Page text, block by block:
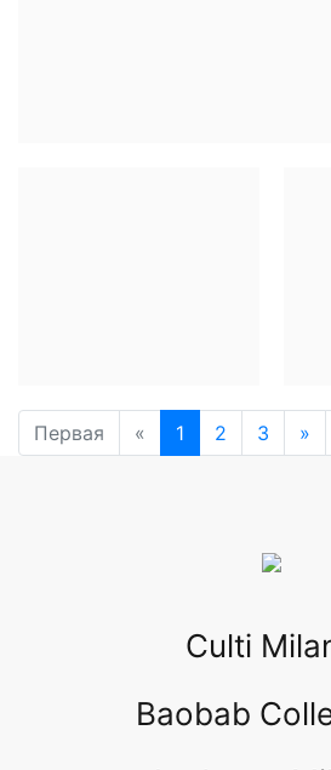
Первая « 1 2 3 »
Culti
Baobab